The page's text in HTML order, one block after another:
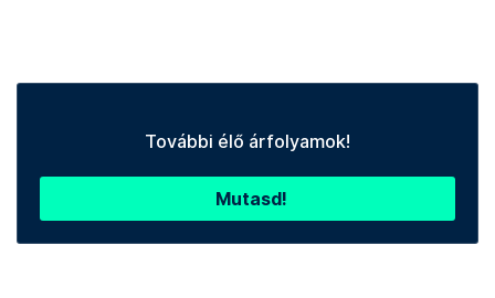
További élő árfolyamok!
Mutasd!